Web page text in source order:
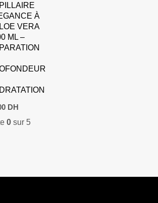
À
VERA
ML –
DH
0sur 5